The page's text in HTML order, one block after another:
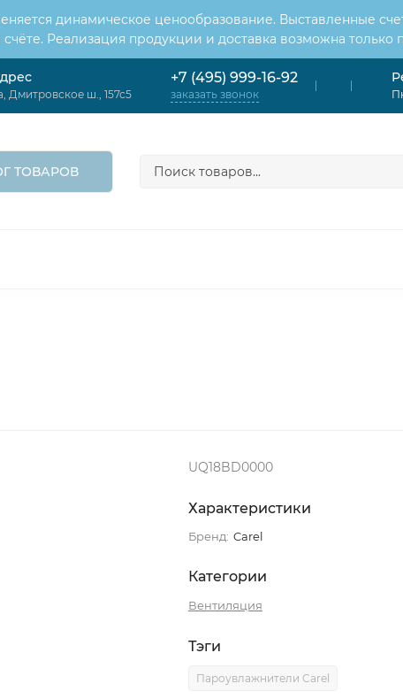
динамическое ценообразование. Выставленные
Реализация продукции и доставка возможна только
Дмитровское ш., 157с5
+7 (495) 999-16-92
заказать звонок
ТОВАРОВ
UQ18BD0000
Характеристики
Бренд: Carel
Категории
Вентиляция
Тэги
Пароувлажнители Carel